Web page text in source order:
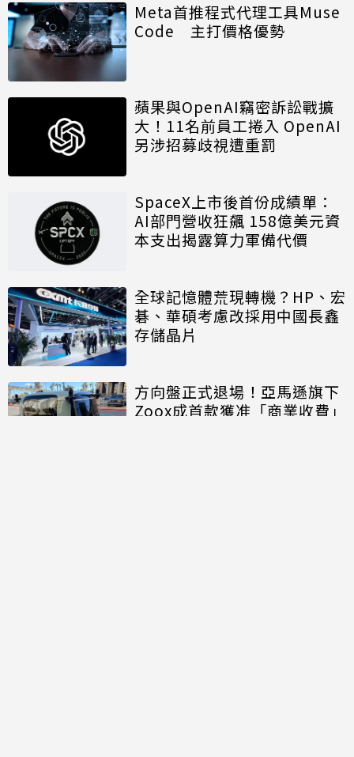
Meta首推程式代理工具Muse
Code 主打價格優勢
蘋果與OpenAI竊密訴訟戰擴
大！11名前員工捲入 OpenAI
另涉招募歧視遭重罰
SpaceX上市後首份成績單：
AI部門營收狂飆 158億美元資
本支出揭露算力軍備代價
全球記憶體荒現轉機？HP、宏
碁、華碩考慮改採用中國長鑫
存儲晶片
方向盤正式退場！亞馬遜旗下
Zoox成首款獲准「商業收費」